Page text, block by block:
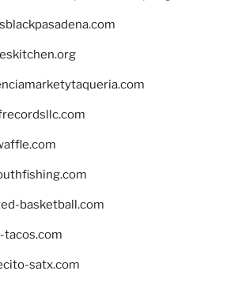
basketball.com
tacos.com
satx.com